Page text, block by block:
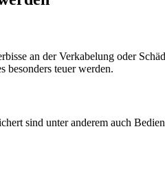
an der Verkabelung oder
besonders teuer werden.
sind unter anderem auch